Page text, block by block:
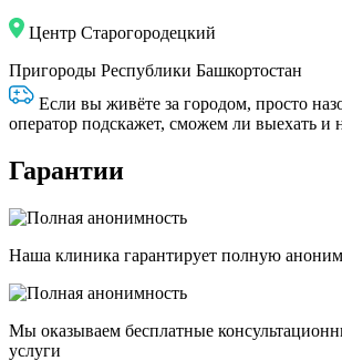
Центр Старогородецкий
Пригороды Республики Башкортостан
Если вы живёте за городом, просто
оператор подскажет, сможем ли выехать и
Гарантии
Наша клиника гарантирует полную
Мы оказываем бесплатные
услуги